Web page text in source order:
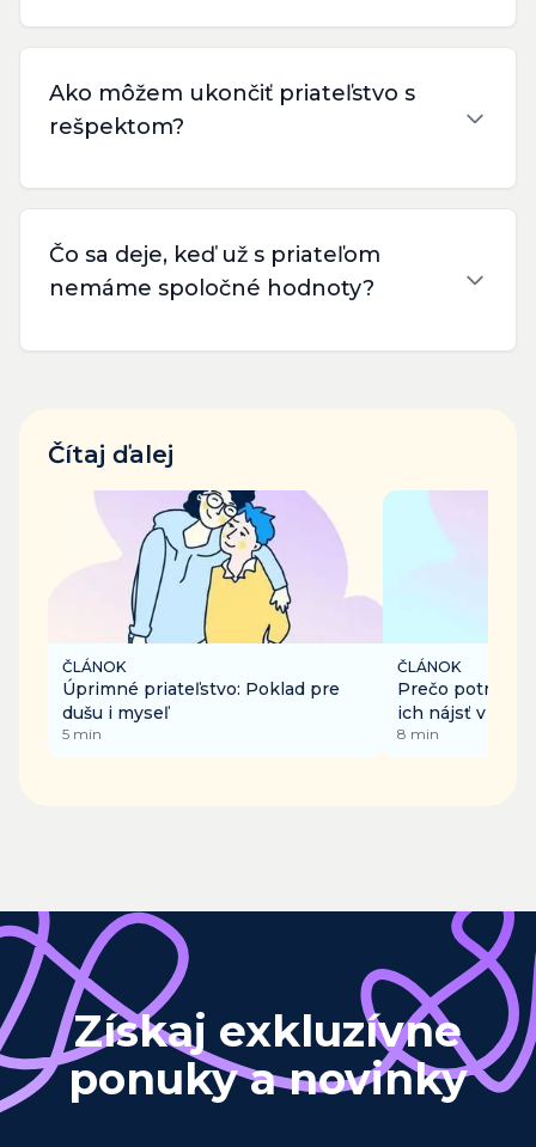
Ako môžem ukončiť priateľstvo s
rešpektom?
Čo sa deje, keď už s priateľom
nemáme spoločné hodnoty?
Čítaj ďalej
ČLÁNOK
Úprimné priateľstvo: Poklad pre
dušu i myseľ
5 min
ČLÁNOK
Prečo
ich nájsť v
8 min
Získaj exkluzívne
ponuky a novinky